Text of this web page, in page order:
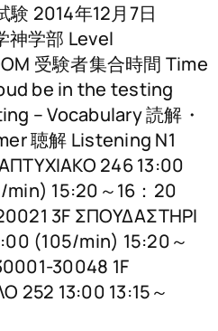
2014年12月7日
神学部 Level
受験者集合時間 Time
be in the testing
– Vocabulary 読解・
聴解 Listening N1
246 13:00
min) 15:20～16：20
3F ΣΠΟΥΔΑΣΤΗΡΙ
(105/min) 15:20～
30048 1F
13:00 13:15～